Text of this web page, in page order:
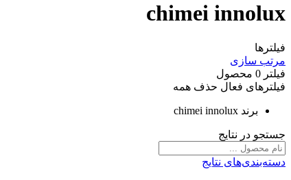
chimei innolux
فیلترها
مرتب سازی
فیلتر 0 محصول
فیلترهای فعال حذف همه
برند chimei innolux
جستجو در نتایج
دسته‌بندی‌های نتایج